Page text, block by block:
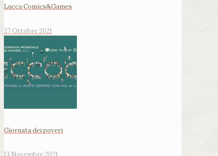
Lucca Comics&Games
27 Ottobre 2021
Giornata dei poveri